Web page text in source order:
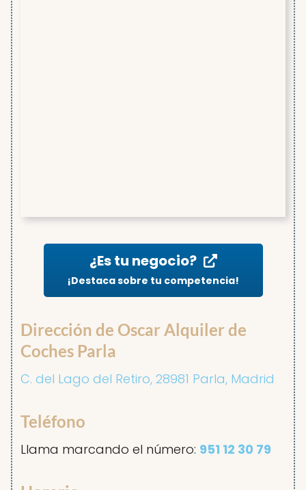
¿Es tu negocio?
¡Destaca sobre tu competencia!
Dirección de Oscar Alquiler de
Coches Parla
C. del Lago del Retiro, 28981 Parla, Madrid
Teléfono
Llama marcando el número: 951 12 30 79